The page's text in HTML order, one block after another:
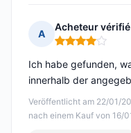
A
Acheteur vérifié
Hinweis: 4 von 5
Veröffentlicht am 22/01/
nach einem Kauf von 16/
Ich habe gefunden,
innerhalb der